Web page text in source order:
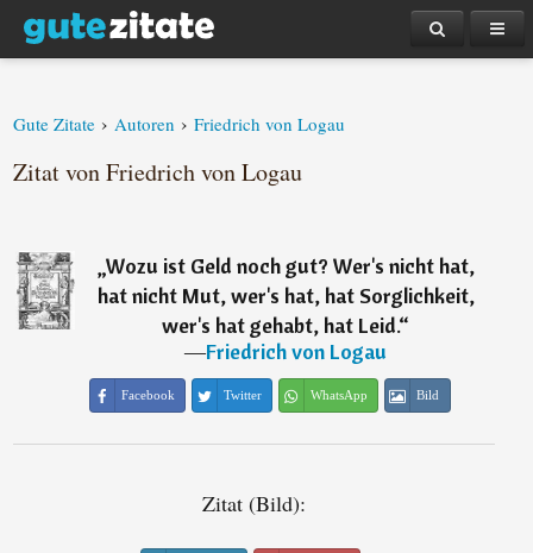
Gute Zitate › Autoren › Friedrich von Logau
Zitat von Friedrich von Logau
„Wozu ist Geld noch gut? Wer's nicht hat,
hat nicht Mut, wer's hat, hat Sorglichkeit,
wer's hat gehabt, hat Leid.“
―Friedrich von Logau
Facebook Twitter WhatsApp Bild
Zitat (Bild):